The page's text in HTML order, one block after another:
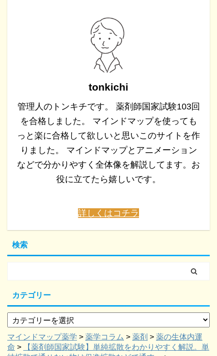
tonkichi
管理人のトンキチです。 薬剤師国家試験103回
を合格しました。 マインドマップを使っても
っと楽に合格して欲しいと思いこのサイトを作
りました。 マインドマップとアニメーション
などで分かりやすく全体像を解説してます。お
役に立てたら嬉しいです。
詳しくはコチラ
検索
カテゴリー
マインドマップ薬学 > 薬学コラム > 薬剤 > 薬の生体内運
命 >
【薬剤師国家試験】単純拡散をわかりやすく解説。単